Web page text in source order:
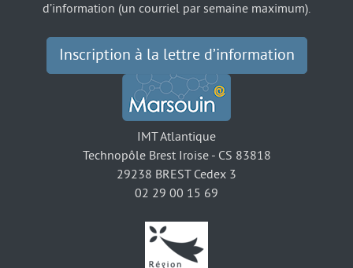
d’information (un courriel par semaine maximum).
Inscription à la lettre d’information
IMT Atlantique
Technopôle Brest Iroise - CS 83818
29238 BREST Cedex 3
02 29 00 15 69